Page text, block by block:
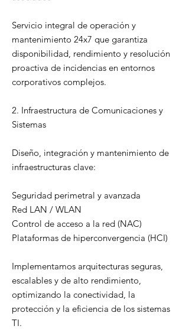
Servicio integral de operación y
mantenimiento 24x7 que garantiza
disponibilidad, rendimiento y resolución
proactiva de incidencias en entornos
corporativos complejos.
2. Infraestructura de Comunicaciones y
Sistemas
Diseño, integración y mantenimiento de
infraestructuras clave:
Seguridad perimetral y avanzada
Red LAN / WLAN
Control de acceso a la red (NAC)
Plataformas de hiperconvergencia (HCI)
Implementamos arquitecturas seguras,
escalables y de alto rendimiento,
optimizando la conectividad, la
protección y la eficiencia de los sistemas
TI.